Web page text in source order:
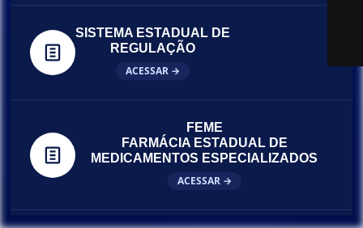
SISTEMA ESTADUAL DE
REGULAÇÃO
ACESSAR →
FEME
FARMÁCIA ESTADUAL DE
MEDICAMENTOS ESPECIALIZADOS
ACESSAR →